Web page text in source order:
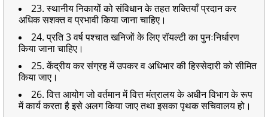
23. स्थानीय निकायों को संविधान के तहत शक्तियाँ प्रदान कर
अधिक सशक्त व प्रभावी किया जाना चाहिए।
24. प्रति 3 वर्ष पश्चात खनिजों के लिए रॉयल्टी का पुनःनिर्धारण
किया जाना चाहिए।
25. केंद्रीय कर संग्रह में उपकर व अधिभार की हिस्सेदारी को सीमित
किया जाए।
26. वित्त आयोग जो वर्तमान में वित्त मंत्रालय के अधीन विभाग के रूप
में कार्य करता है इसे अलग किया जाए तथा इसका पृथक सचिवालय हो।